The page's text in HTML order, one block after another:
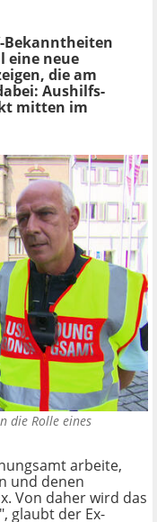
Bekanntheiten
eine neue
die am
Aushilfs-
mitten im
die Rolle eines
arbeite,
und denen
Von daher wird das
glaubt der Ex-